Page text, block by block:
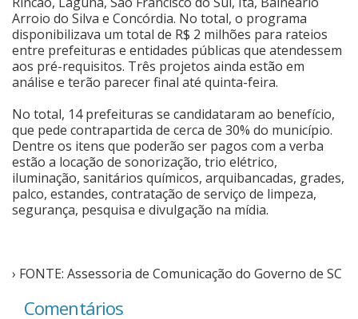
Anuncie
Fale Conosco
Arroio do Silva e Concórdia. No total, o programa
disponibilizava um total de R$ 2 milhões para rateios
entre prefeituras e entidades públicas que atendessem
aos pré-requisitos. Três projetos ainda estão em
análise e terão parecer final até quinta-feira.
No total, 14 prefeituras se candidataram ao benefício,
que pede contrapartida de cerca de 30% do município.
Dentre os itens que poderão ser pagos com a verba
estão a locação de sonorização, trio elétrico,
iluminação, sanitários químicos, arquibancadas, grades,
palco, estandes, contratação de serviço de limpeza,
segurança, pesquisa e divulgação na mídia.
› FONTE: Assessoria de Comunicação do Governo de SC
Comentários